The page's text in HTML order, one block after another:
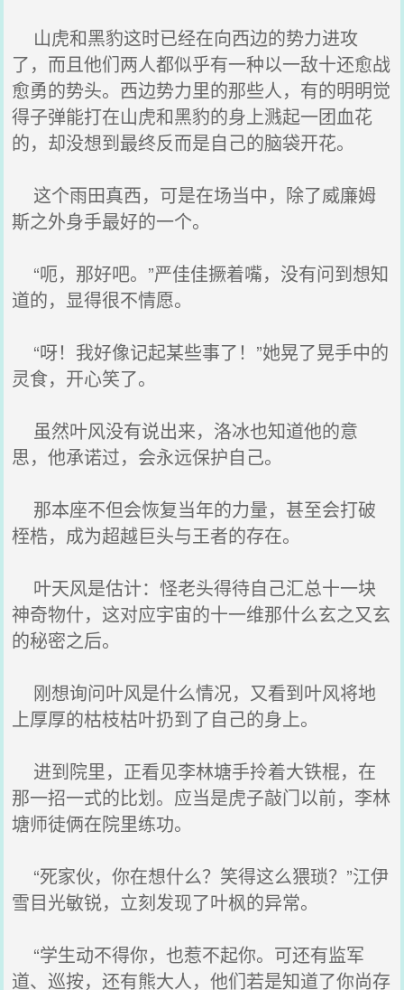
山虎和黑豹这时已经在向西边的势力进攻
了，而且他们两人都似乎有一种以一敌十还愈战
愈勇的势头。西边势力里的那些人，有的明明觉
得子弹能打在山虎和黑豹的身上溅起一团血花
的，却没想到最终反而是自己的脑袋开花。
这个雨田真西，可是在场当中，除了威廉姆
斯之外身手最好的一个。
“呃，那好吧。”严佳佳撅着嘴，没有问到想知
道的，显得很不情愿。
“呀！我好像记起某些事了！”她晃了晃手中的
灵食，开心笑了。
虽然叶风没有说出来，洛冰也知道他的意
思，他承诺过，会永远保护自己。
那本座不但会恢复当年的力量，甚至会打破
桎梏，成为超越巨头与王者的存在。
叶天风是估计：怪老头得待自己汇总十一块
神奇物什，这对应宇宙的十一维那什么玄之又玄
的秘密之后。
刚想询问叶风是什么情况，又看到叶风将地
上厚厚的枯枝枯叶扔到了自己的身上。
进到院里，正看见李林塘手拎着大铁棍，在
那一招一式的比划。应当是虎子敲门以前，李林
塘师徒俩在院里练功。
“死家伙，你在想什么？笑得这么猥琐？”江伊
雪目光敏锐，立刻发现了叶枫的异常。
“学生动不得你，也惹不起你。可还有监军
道、巡按，还有熊大人，他们若是知道了你尚存